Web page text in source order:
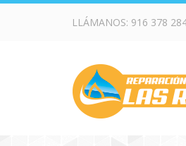
LLÁMANOS: 916 378